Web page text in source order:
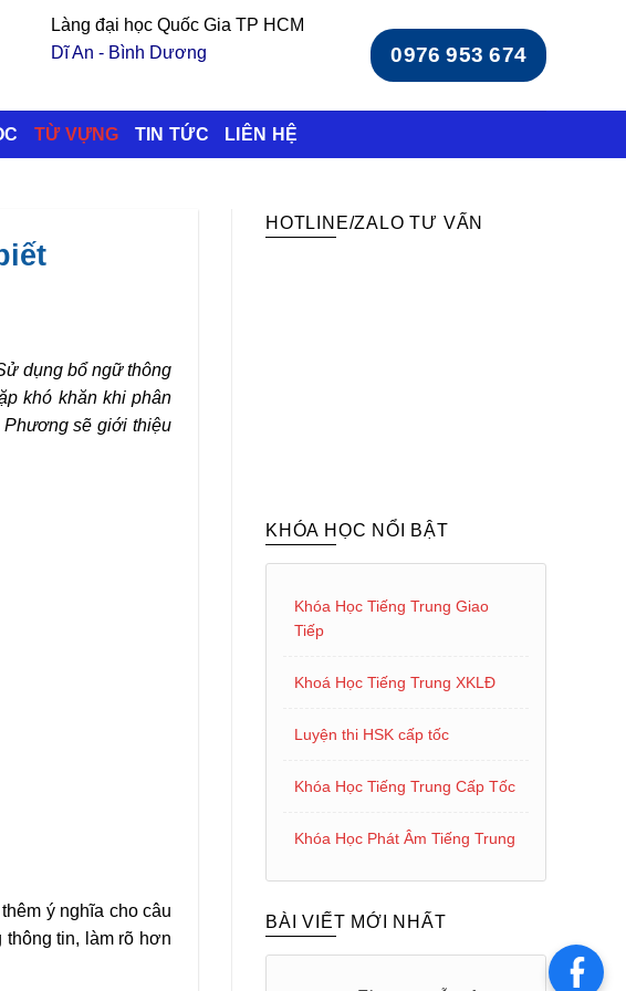
Làng đại học Quốc Gia TP HCM
Dĩ An - Bình Dương
0976 953 674
TỪ VỰNG TIN TỨC LIÊN HỆ
dụng bổ ngữ thông
khó khăn khi phân
sẽ giới thiệu
ý nghĩa cho câu
tin, làm rõ hơn
HOTLINE/ZALO TƯ VẤN
KHÓA HỌC NỔI BẬT
Khóa Học Tiếng Trung Giao
Tiếp
Khoá Học Tiếng Trung XKLĐ
Luyện thi HSK cấp tốc
Khóa Học Tiếng Trung Cấp Tốc
Khóa Học Phát Âm Tiếng Trung
BÀI VIẾT MỚI NHẤT